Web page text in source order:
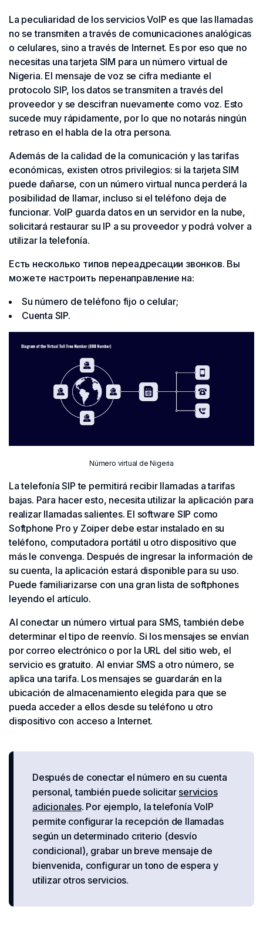
La peculiaridad de los servicios VoIP es que las llamadas
no se transmiten a través de comunicaciones analógicas
o celulares, sino a través de Internet. Es por eso que no
necesitas una tarjeta SIM para un número virtual de
Nigeria. El mensaje de voz se cifra mediante el
protocolo SIP, los datos se transmiten a través del
proveedor y se descifran nuevamente como voz. Esto
sucede muy rápidamente, por lo que no notarás ningún
retraso en el habla de la otra persona.
Además de la calidad de la comunicación y las tarifas
económicas, existen otros privilegios: si la tarjeta SIM
puede dañarse, con un número virtual nunca perderá la
posibilidad de llamar, incluso si el teléfono deja de
funcionar. VoIP guarda datos en un servidor en la nube,
solicitará restaurar su IP a su proveedor y podrá volver a
utilizar la telefonía.
Есть несколько типов переадресации звонков. Вы
можете настроить перенаправление на:
Su número de teléfono fijo o celular;
Cuenta SIP.
Número virtual de Nigeria
La telefonía SIP te permitirá recibir llamadas a tarifas
bajas. Para hacer esto, necesita utilizar la aplicación para
realizar llamadas salientes. El software SIP como
Softphone Pro y Zoiper debe estar instalado en su
teléfono, computadora portátil u otro dispositivo que
más le convenga. Después de ingresar la información de
su cuenta, la aplicación estará disponible para su uso.
Puede familiarizarse con una gran lista de softphones
leyendo el artículo.
Al conectar un número virtual para SMS, también debe
determinar el tipo de reenvío. Si los mensajes se envían
por correo electrónico o por la URL del sitio web, el
servicio es gratuito. Al enviar SMS a otro número, se
aplica una tarifa. Los mensajes se guardarán en la
ubicación de almacenamiento elegida para que se
pueda acceder a ellos desde su teléfono u otro
dispositivo con acceso a Internet.
Después de conectar el número en su cuenta
personal, también puede solicitar servicios
adicionales. Por ejemplo, la telefonía VoIP
permite configurar la recepción de llamadas
según un determinado criterio (desvío
condicional), grabar un breve mensaje de
bienvenida, configurar un tono de espera y
utilizar otros servicios.